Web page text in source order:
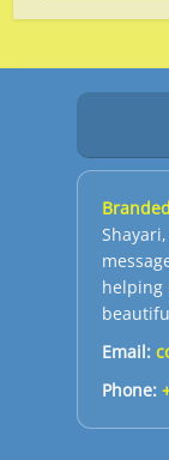
helping
Email:
Phone: